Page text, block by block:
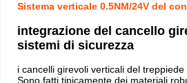
Sistema verticale 0.5NM/24V del
integrazione del cancello
sistemi di sicurezza
i cancelli girevoli verticali del
Sono fatti tipicamente dei materiali